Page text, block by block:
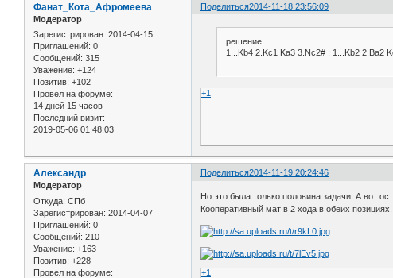
Поделиться2014-11-18 23:56:09
Фанат_Кота_Афромеева
Модератор
Зарегистрирован: 2014-04-15
Приглашений: 0
Сообщений: 315
Уважение: +124
Позитив: +102
Провел на форуме:
14 дней 15 часов
Последний визит:
2019-05-06 01:48:03
решение
1...Kb4 2.Kc1 Ka3 3.Nc2# ; 1...Kb2 2.Ba2
+1
Поделиться2014-11-19 20:24:46
Александр
Модератор
Откуда: СПб
Зарегистрирован: 2014-04-07
Приглашений: 0
Сообщений: 210
Уважение: +163
Позитив: +228
Провел на форуме:
Но это была только половина задачи. А вот
Кооперативный мат в 2 хода в обеих позициях.
+1